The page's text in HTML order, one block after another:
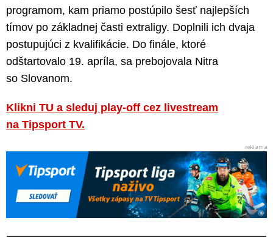
programom, kam priamo postúpilo šesť najlepších
tímov po základnej časti extraligy. Doplnili ich dvaja
postupujúci z kvalifikácie. Do finále, ktoré
odštartovalo 19. apríla, sa prebojovala Nitra
so Slovanom.
Klikni TU a sleduj play-off cez livestream
na Tipsport TV.